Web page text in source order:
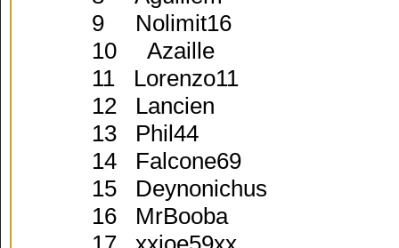
9 Nolimit16
10 Azaille
11 Lorenzo11
12 Lancien
13 Phil44
14 Falcone69
15 Deynonichus
16 MrBooba